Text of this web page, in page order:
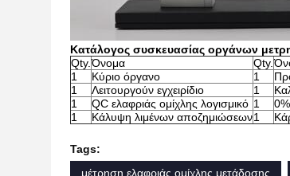
Κατάλογος συσκευασίας οργάνων
Qty. Όνομα Qty.
1
Κύριο όργανο 1
1
Λειτουργούν εγχειρίδιο 1
1
QC ελαφριάς ομίχλης λογισμικό 1
1
Κάλυψη λιμένων αποζημιώσεων1
Tags:
μέτρηση ελαφριάς ομίχλης μετάδοσης